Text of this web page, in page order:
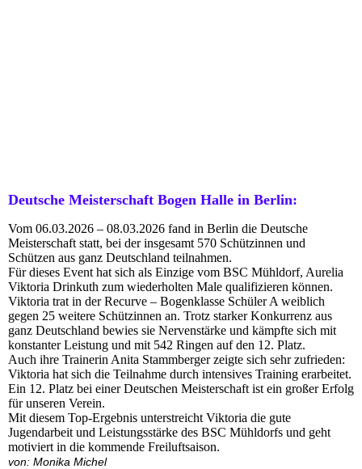
Deutsche Meisterschaft Bogen Halle in Berlin:
Vom 06.03.2026 – 08.03.2026 fand in Berlin die Deutsche
Meisterschaft statt, bei der insgesamt 570 Schützinnen und
Schützen aus ganz Deutschland teilnahmen.
Für dieses Event hat sich als Einzige vom BSC Mühldorf, Aurelia
Viktoria Drinkuth zum wiederholten Male qualifizieren können.
Viktoria trat in der Recurve – Bogenklasse Schüler A weiblich
gegen 25 weitere Schützinnen an. Trotz starker Konkurrenz aus
ganz Deutschland bewies sie Nervenstärke und kämpfte sich mit
konstanter Leistung und mit 542 Ringen auf den 12. Platz.
Auch ihre Trainerin Anita Stammberger zeigte sich sehr zufrieden:
Viktoria hat sich die Teilnahme durch intensives Training erarbeitet.
Ein 12. Platz bei einer Deutschen Meisterschaft ist ein großer Erfolg
für unseren Verein.
Mit diesem Top-Ergebnis unterstreicht Viktoria die gute
Jugendarbeit und Leistungsstärke des BSC Mühldorfs und geht
motiviert in die kommende Freiluftsaison.
von: Monika Michel